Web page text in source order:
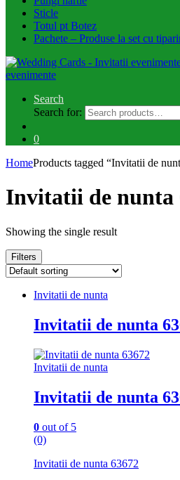
Sticle
Totul pt Botez
Pachete – Produse la set cu
Search
Search for:
0
HomeProducts tagged “Invitatii de
Invitatii de nunta
Showing the single result
Filters
Invitatii de nunta
Invitatii de nunta
Invitatii de nunta
Invitatii de nunta
0 out of 5
(0)
Invitatii de nunta 63672